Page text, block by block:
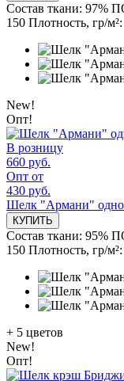
Состав ткани: 97%
150 Плотность, гр/м²:
New!
Опт!
В розницу
660 руб.
Опт от
430 руб.
Шелк "Армани"
КУПИТЬ
Состав ткани: 95%
150 Плотность, гр/м²:
+ 5 цветов
New!
Опт!